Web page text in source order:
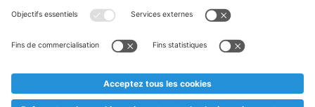
Textes marqués d'un astérisque et mentions légales
* Nous vendons ces articles temporairement et jusqu'à
au cas où, malgré le planning bien étudié, nous serions
prématurément en rupture de stock. Prix Recupel et TVA incl.
** Sur ce site, l’utilisation de la forme masculine a été adoptée